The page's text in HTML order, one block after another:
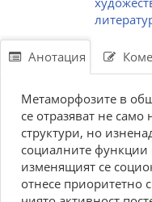
Анотация
Метаморфозите в
се отразяват не
структури, но
социалните функции
изменящият се
отнесе приоритетно